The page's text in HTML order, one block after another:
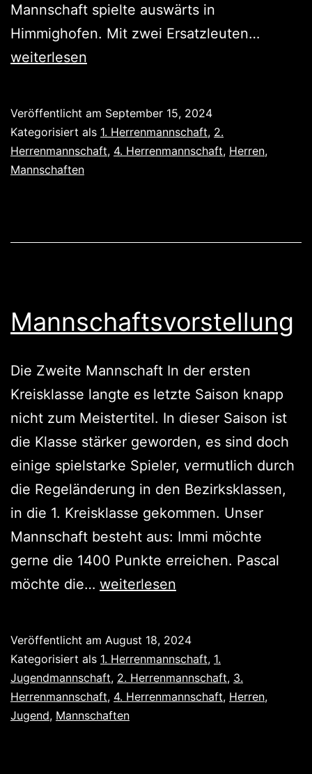
Mannschaft spielte auswärts in
Himmighofen. Mit zwei Ersatzleuten…
weiterlesen
Veröffentlicht am September 15, 2024
Kategorisiert als 1. Herrenmannschaft, 2.
Herrenmannschaft, 4. Herrenmannschaft, Herren,
Mannschaften
Mannschaftsvorstellung
Die Zweite Mannschaft In der ersten
Kreisklasse langte es letzte Saison knapp
nicht zum Meistertitel. In dieser Saison ist
die Klasse stärker geworden, es sind doch
einige spielstarke Spieler, vermutlich durch
die Regeländerung in den Bezirksklassen,
in die 1. Kreisklasse gekommen. Unser
Mannschaft besteht aus: Immi möchte
gerne die 1400 Punkte erreichen. Pascal
möchte die… Mannschaftsvorstellung
weiterlesen
Veröffentlicht am August 18, 2024
Kategorisiert als 1. Herrenmannschaft, 1.
Jugendmannschaft, 2. Herrenmannschaft, 3.
Herrenmannschaft, 4. Herrenmannschaft, Herren,
Jugend, Mannschaften